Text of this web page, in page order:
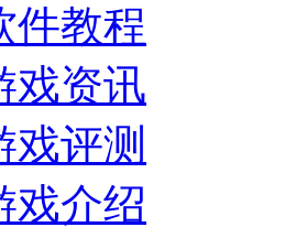
件教程
戏资讯
戏评测
戏介绍